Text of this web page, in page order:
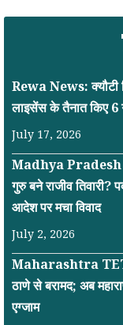
Rewa News: क्यौटी
लाइसेंस के तैनात किए 6
July 17, 2026
Madhya Pradesh
गुरु बने राजीव तिवारी?
आदेश पर मचा विवाद
July 2, 2026
Maharashtra TET
ठाणे से बरामद; अब
एग्जाम